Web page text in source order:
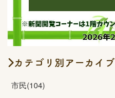
カテゴリ別アーカイブ
市民(104)